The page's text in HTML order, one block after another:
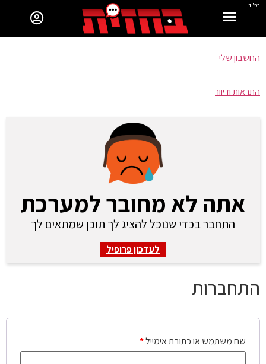
בס"ד
החשבון שלי
התראות ודיוור
אתה לא מחובר למערכת
התחבר בכדי שנוכל להציג לך תוכן שמתאים לך
לעדכון פרופיל
התחברות
שם משתמש או כתובת אימייל*